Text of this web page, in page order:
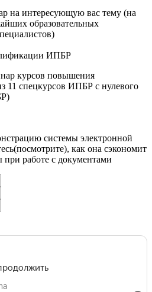
на интересующую вас тему (на
образовательных
ИПБР
курсов повышения
11 спецкурсов ИПБР с нулевого
системы электронной
как она сэкономит
работе с документами